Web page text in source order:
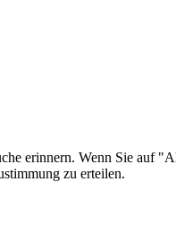
erinnern. Wenn Sie auf
zu erteilen.